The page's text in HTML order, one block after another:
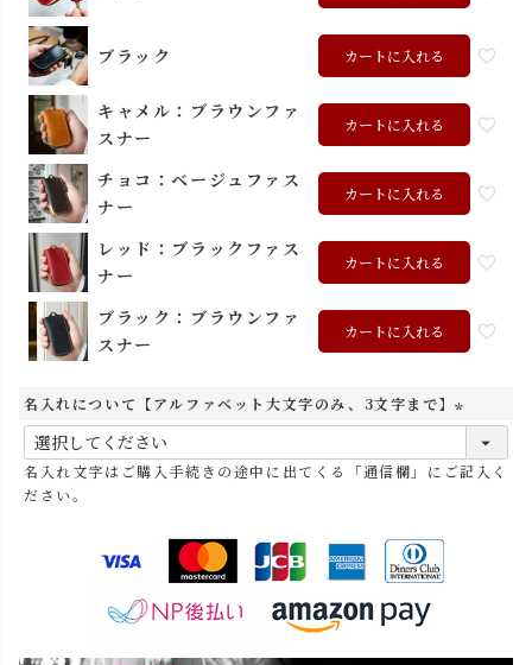
ブラック カートに入れる
キャメル：ブラウンファ
スナー
カートに入れる
チョコ：ベージュファス
ナー
カートに入れる
レッド：ブラックファス
ナー
カートに入れる
ブラック：ブラウンファ
スナー
カートに入れる
名入れについて【アルファベット大文字のみ、3文字まで】
必
須
名入れ文字はご購入手続きの途中に出てくる「通信欄」にご記入く
ださい。